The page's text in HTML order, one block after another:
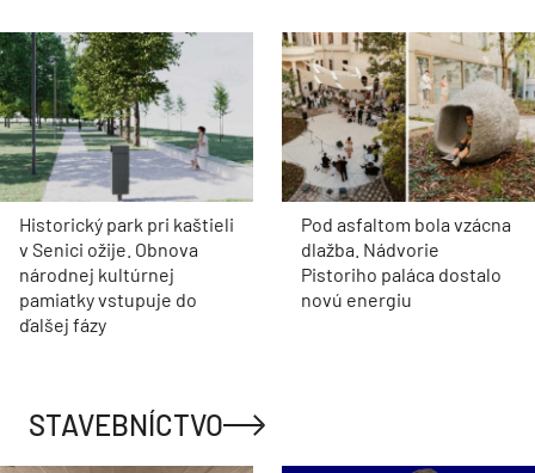
Historický park pri kaštieli
v Senici ožije. Obnova
národnej kultúrnej
pamiatky vstupuje do
ďalšej fázy
Pod asfaltom bola vzácna
dlažba. Nádvorie
Pistoriho paláca dostalo
novú energiu
STAVEBNÍCTVO